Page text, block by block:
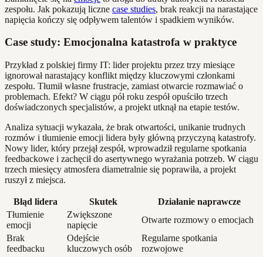
zespołu. Jak pokazują liczne case studies, brak reakcji na narastające
napięcia kończy się odpływem talentów i spadkiem wyników.
Case study: Emocjonalna katastrofa w praktyce
Przykład z polskiej firmy IT: lider projektu przez trzy miesiące
ignorował narastający konflikt między kluczowymi członkami
zespołu. Tłumił własne frustracje, zamiast otwarcie rozmawiać o
problemach. Efekt? W ciągu pół roku zespół opuściło trzech
doświadczonych specjalistów, a projekt utknął na etapie testów.
Analiza sytuacji wykazała, że brak otwartości, unikanie trudnych
rozmów i tłumienie emocji lidera były główną przyczyną katastrofy.
Nowy lider, który przejął zespół, wprowadził regularne spotkania
feedbackowe i zachęcił do asertywnego wyrażania potrzeb. W ciągu
trzech miesięcy atmosfera diametralnie się poprawiła, a projekt
ruszył z miejsca.
Błąd lidera Skutek
Działanie naprawcze
Tłumienie
emocji
Zwiększone
napięcie
Otwarte rozmowy o emocjach
Brak
feedbacku
Odejście
kluczowych osób
Regularne spotkania
rozwojowe